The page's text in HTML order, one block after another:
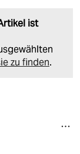
ist
zu finden.